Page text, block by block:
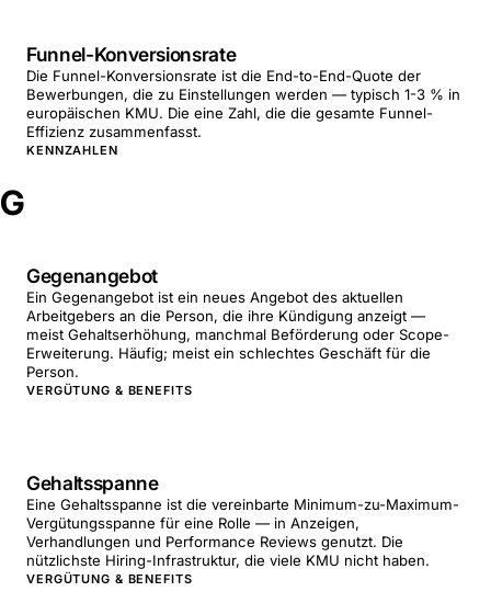
Funnel-Konversionsrate
Die Funnel-Konversionsrate ist die End-to-End-Quote der
Bewerbungen, die zu Einstellungen werden — typisch 1-3 % in
europäischen KMU. Die eine Zahl, die die gesamte Funnel-
Effizienz zusammenfasst.
KENNZAHLEN
G
Gegenangebot
Ein Gegenangebot ist ein neues Angebot des aktuellen
Arbeitgebers an die Person, die ihre Kündigung anzeigt —
meist Gehaltserhöhung, manchmal Beförderung oder Scope-
Erweiterung. Häufig; meist ein schlechtes Geschäft für die
Person.
VERGÜTUNG & BENEFITS
Gehaltsspanne
Eine Gehaltsspanne ist die vereinbarte Minimum-zu-Maximum-
Vergütungsspanne für eine Rolle — in Anzeigen,
Verhandlungen und Performance Reviews genutzt. Die
nützlichste Hiring-Infrastruktur, die viele KMU nicht haben.
VERGÜTUNG & BENEFITS